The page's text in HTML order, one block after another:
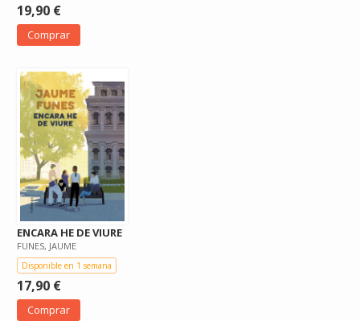
19,90 €
Comprar
ENCARA HE DE VIURE
FUNES, JAUME
Disponible en 1 semana
17,90 €
Comprar